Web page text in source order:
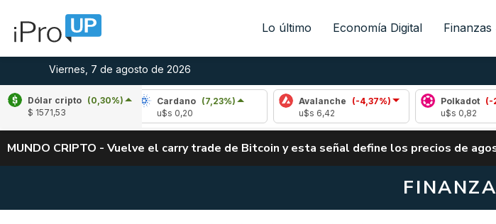
Lo último Economía Digital Finanzas
Viernes, 7 de agosto de 2026
Dólar cripto (0,30%)
$ 1571,53
(-2,34%)
Cardano
(7,23%)
Avalanche
(-4,37%)
Polkadot
(-2,19%)
ALERTA
MUNDO CRIPTO - Vuelve el carry trade de Bitcoin y esta señal define los precios de